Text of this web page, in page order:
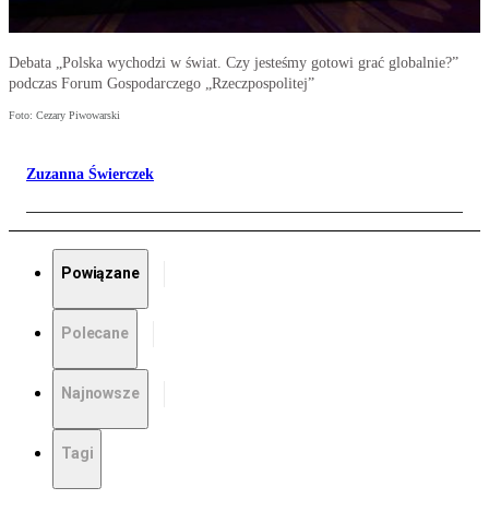
Debata „Polska wychodzi w świat. Czy jesteśmy gotowi grać globalnie?”
podczas Forum Gospodarczego „Rzeczpospolitej”
Foto: Cezary Piwowarski
Zuzanna Świerczek
Powiązane
Polecane
Najnowsze
Tagi